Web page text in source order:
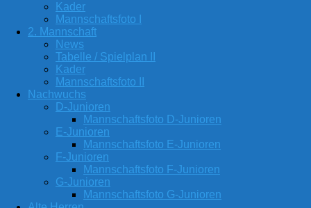
Kader
Mannschaftsfoto I
2. Mannschaft
News
Tabelle / Spielplan II
Kader
Mannschaftsfoto II
Nachwuchs
D-Junioren
Mannschaftsfoto D-Junioren
E-Junioren
Mannschaftsfoto E-Junioren
F-Junioren
Mannschaftsfoto F-Junioren
G-Junioren
Mannschaftsfoto G-Junioren